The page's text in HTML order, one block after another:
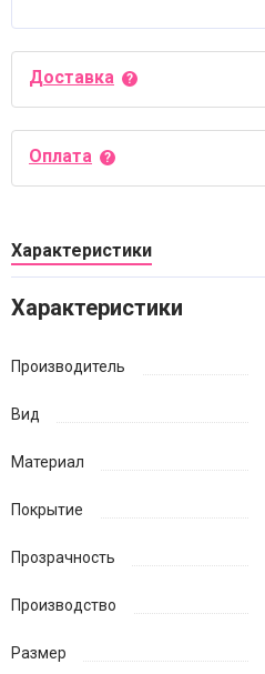
Доставка
Оплата
Характеристики
Характеристики
Производитель
Вид
Материал
Покрытие
Прозрачность
Производство
Размер